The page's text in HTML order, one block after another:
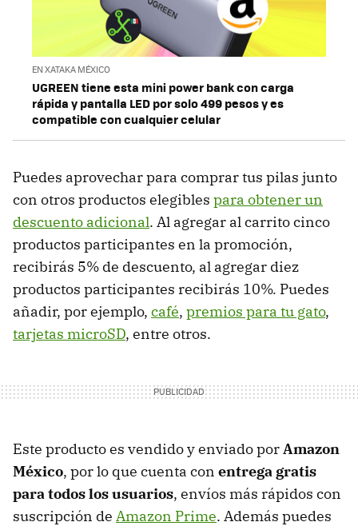
EN XATAKA MÉXICO
UGREEN tiene esta mini power bank con carga
rápida y pantalla LED por solo 499 pesos y es
compatible con cualquier celular
Puedes aprovechar para comprar tus pilas junto
con otros productos elegibles para obtener un
descuento adicional. Al agregar al carrito cinco
productos participantes en la promoción,
recibirás 5% de descuento, al agregar diez
productos participantes recibirás 10%. Puedes
añadir, por ejemplo, café, premios para tu gato,
tarjetas microSD, entre otros.
Este producto es vendido y enviado porAmazon
México, por lo que cuenta con entrega gratis
para todos los usuarios, envíos más rápidos con
suscripción de Amazon Prime. Además puedes